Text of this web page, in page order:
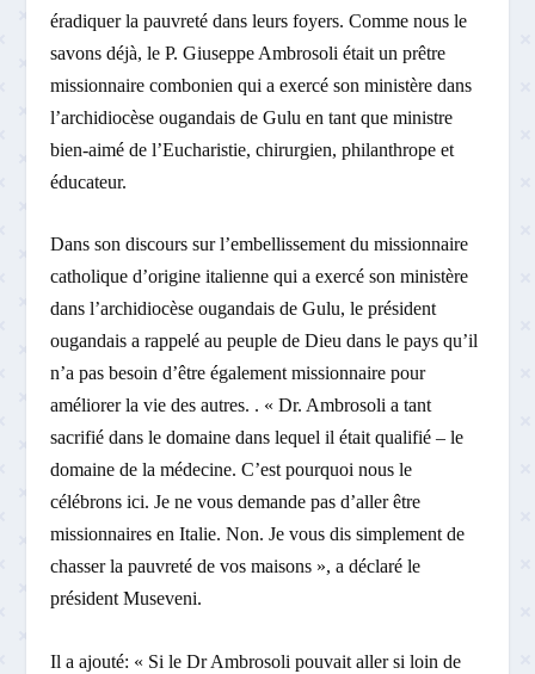
éradiquer la pauvreté dans leurs foyers. Comme nous le
savons déjà, le P. Giuseppe Ambrosoli était un prêtre
missionnaire combonien qui a exercé son ministère dans
l’archidiocèse ougandais de Gulu en tant que ministre
bien-aimé de l’Eucharistie, chirurgien, philanthrope et
éducateur.
Dans son discours sur l’embellissement du missionnaire
catholique d’origine italienne qui a exercé son ministère
dans l’archidiocèse ougandais de Gulu, le président
ougandais a rappelé au peuple de Dieu dans le pays qu’il
n’a pas besoin d’être également missionnaire pour
améliorer la vie des autres. . « Dr. Ambrosoli a tant
sacrifié dans le domaine dans lequel il était qualifié – le
domaine de la médecine. C’est pourquoi nous le
célébrons ici. Je ne vous demande pas d’aller être
missionnaires en Italie. Non. Je vous dis simplement de
chasser la pauvreté de vos maisons », a déclaré le
président Museveni.
Il a ajouté: « Si le Dr Ambrosoli pouvait aller si loin de